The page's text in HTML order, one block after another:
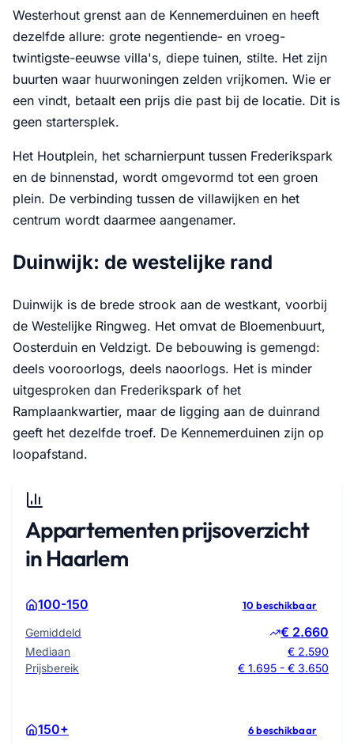
Westerhout grenst aan de Kennemerduinen en heeft
dezelfde allure: grote negentiende- en vroeg-
twintigste-eeuwse villa's, diepe tuinen, stilte. Het zijn
buurten waar huurwoningen zelden vrijkomen. Wie er
een vindt, betaalt een prijs die past bij de locatie. Dit is
geen startersplek.
Het Houtplein, het scharnierpunt tussen Frederikspark
en de binnenstad, wordt omgevormd tot een groen
plein. De verbinding tussen de villawijken en het
centrum wordt daarmee aangenamer.
Duinwijk: de westelijke rand
Duinwijk is de brede strook aan de westkant, voorbij
de Westelijke Ringweg. Het omvat de Bloemenbuurt,
Oosterduin en Veldzigt. De bebouwing is gemengd:
deels vooroorlogs, deels naoorlogs. Het is minder
uitgesproken dan Frederikspark of het
Ramplaankwartier, maar de ligging aan de duinrand
geeft het dezelfde troef. De Kennemerduinen zijn op
loopafstand.
Appartementen prijsoverzicht
in Haarlem
100-150 10 beschikbaar
Gemiddeld € 2.660
Mediaan
€ 2.590
Prijsbereik
€ 1.695 - € 3.650
150+ 6 beschikbaar